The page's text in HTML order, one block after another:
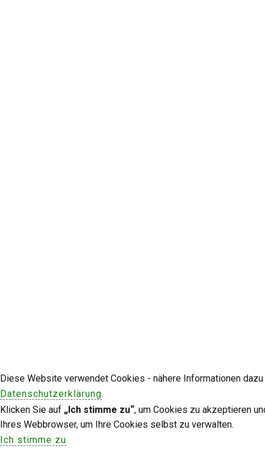
Diese Website verwendet Cookies - nähere Informationen
Datenschutzerklärung.
Klicken Sie auf „Ich stimme zu“, um Cookies zu akzeptieren
Ihres Webbrowser, um Ihre Cookies selbst zu verwalten.
Ich stimme zu